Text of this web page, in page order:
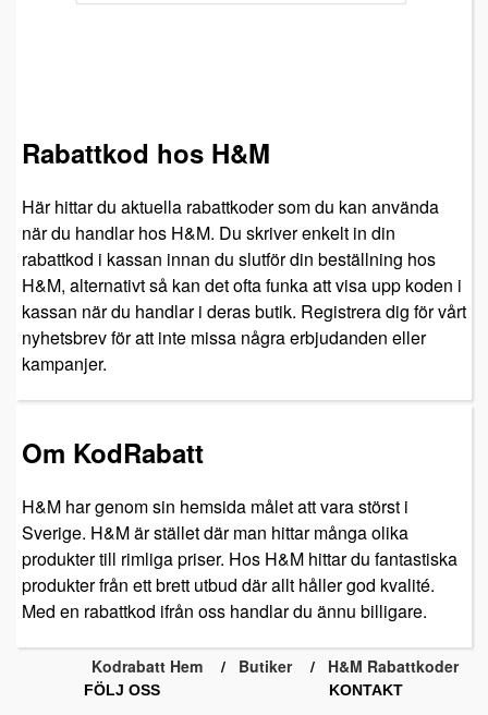
Rabattkod hos H&M
Här hittar du aktuella rabattkoder som du kan använda
när du handlar hos H&M. Du skriver enkelt in din
rabattkod i kassan innan du slutför din beställning hos
H&M, alternativt så kan det ofta funka att visa upp koden i
kassan när du handlar i deras butik. Registrera dig för vårt
nyhetsbrev för att inte missa några erbjudanden eller
kampanjer.
Om KodRabatt
H&M har genom sin hemsida målet att vara störst i
Sverige. H&M är stället där man hittar många olika
produkter till rimliga priser. Hos H&M hittar du fantastiska
produkter från ett brett utbud där allt håller god kvalité.
Med en rabattkod ifrån oss handlar du ännu billigare.
Kodrabatt Hem Butiker H&M Rabattkoder
FÖLJ OSS KONTAKT